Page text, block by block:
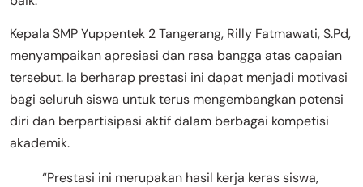
Kepala SMP Yuppentek 2 Tangerang, Rilly Fatmawati, S.Pd,
menyampaikan apresiasi dan rasa bangga atas capaian
tersebut. Ia berharap prestasi ini dapat menjadi motivasi
bagi seluruh siswa untuk terus mengembangkan potensi
diri dan berpartisipasi aktif dalam berbagai kompetisi
akademik.
“Prestasi ini merupakan hasil kerja keras siswa,